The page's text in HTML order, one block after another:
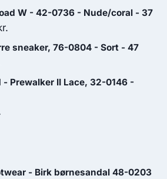
oprindelige
1,200.00 kr..
aktuelle
W - 42-0736 - Nude/coral - 37
sneaker, 76-0804 - Sort - 47
- Prewalker II Lace, 32-0146 -
- Birk børnesandal 48-0203